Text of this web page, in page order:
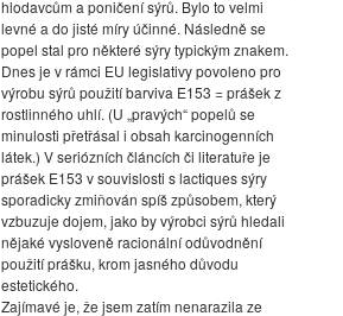
hlodavcům a poničení sýrů. Bylo to velmi
levné a do jisté míry účinné. Následně se
popel stal pro některé sýry typickým znakem.
Dnes je v rámci EU legislativy povoleno pro
výrobu sýrů použití barviva E153 = prášek z
rostlinného uhlí. (U „pravých“ popelů se
minulosti přetřásal i obsah karcinogenních
látek.) V seriózních článcích či literatuře je
prášek E153 v souvislosti s lactiques sýry
sporadicky zmiňován spíš způsobem, který
vzbuzuje dojem, jako by výrobci sýrů hledali
nějaké vysloveně racionální odůvodnění
použití prášku, krom jasného důvodu
estetického.
Zajímavé je, že jsem zatím nenarazila ze